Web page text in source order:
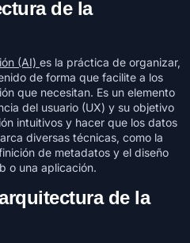
de la
(AI) es la práctica de organizar,
de forma que facilite a los
que necesitan. Es un elemento
del usuario (UX) y su objetivo
intuitivos y hacer que los datos
diversas técnicas, como la
de metadatos y el diseño
o una aplicación.
de la